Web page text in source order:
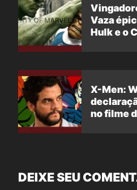
Vaza
Hulk e o
X-Men:
no filme
DEIXE SEU